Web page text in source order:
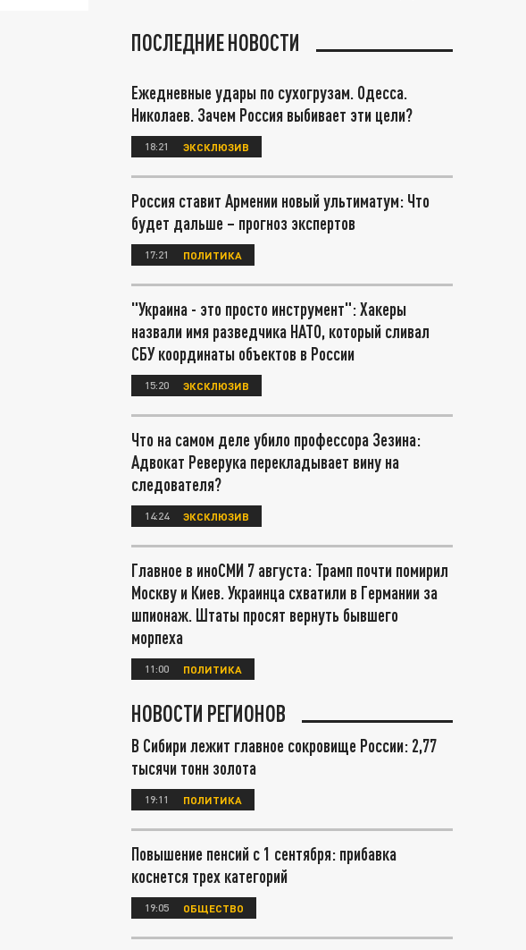
ПОСЛЕДНИЕ НОВОСТИ
Ежедневные удары по сухогрузам. Одесса.
Николаев. Зачем Россия выбивает эти цели?
18:21 ЭКСКЛЮЗИВ
Россия ставит Армении новый ультиматум: Что
будет дальше – прогноз экспертов
17:21 ПОЛИТИКА
"Украина - это просто инструмент": Хакеры
назвали имя разведчика НАТО, который сливал
СБУ координаты объектов в России
15:20 ЭКСКЛЮЗИВ
Что на самом деле убило профессора Зезина:
Адвокат Реверука перекладывает вину на
следователя?
14:24 ЭКСКЛЮЗИВ
Главное в иноСМИ 7 августа: Трамп почти помирил
Москву и Киев. Украинца схватили в Германии за
шпионаж. Штаты просят вернуть бывшего
морпеха
11:00 ПОЛИТИКА
НОВОСТИ РЕГИОНОВ
В Сибири лежит главное сокровище России: 2,77
тысячи тонн золота
19:11 ПОЛИТИКА
Повышение пенсий с 1 сентября: прибавка
коснется трех категорий
19:05 ОБЩЕСТВО